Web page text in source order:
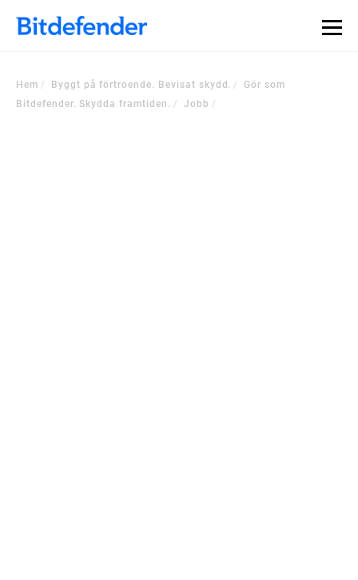
Hem Byggt på förtroende. Bevisat skydd.
Gör som
Bitdefender. Skydda framtiden.
Jobb